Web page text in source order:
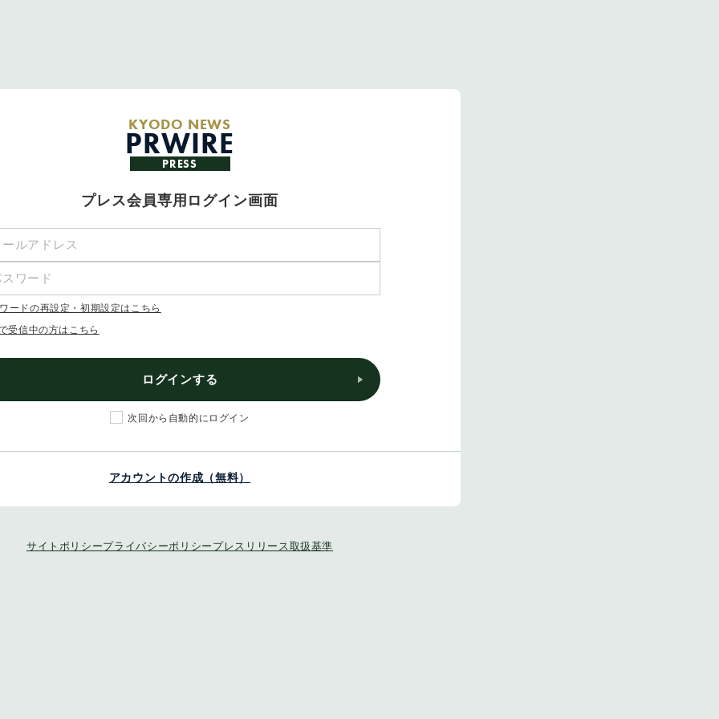
KYODO NEWS
PRWIRE
PRESS
プレス会員専用ログイン画面
ードの再設定・初期設定はこちら
受信中の方はこちら
ログインする
次回から自動的にログイン
アカウントの作成（無料）
サイトポリシープライバシーポリシー プレスリリース取扱基準